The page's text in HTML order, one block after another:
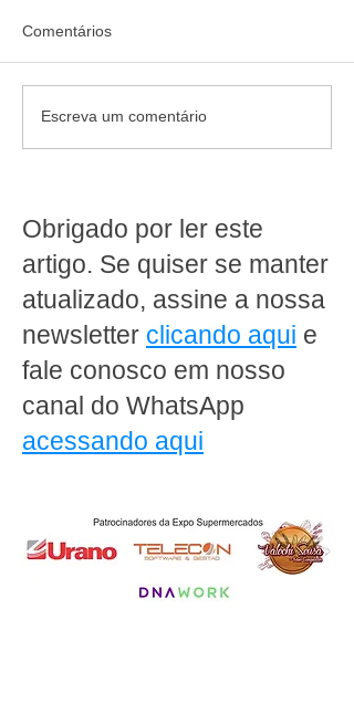
Como saber se uma
Comentários
Escreva um comentário
Obrigado por ler este
artigo. Se quiser se manter
atualizado, assine a nossa
newsletter clicando aqui e
fale conosco em nosso
canal do WhatsApp
acessando aqui